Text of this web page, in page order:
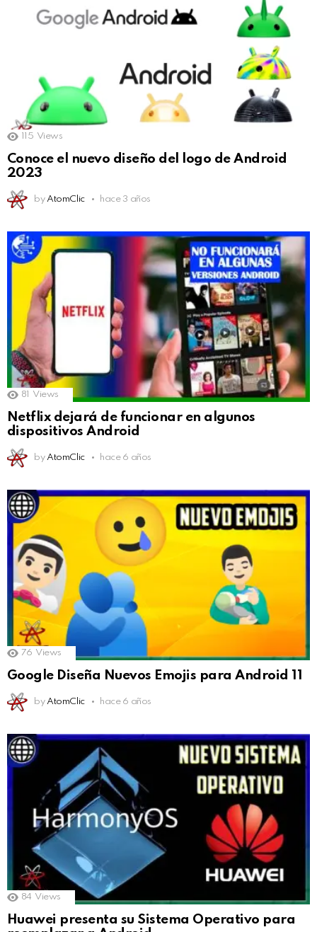
115 Views
Conoce el nuevo diseño del logo de Android
2023
by AtomClic hace 3 años
81 Views
Netflix dejará de funcionar en algunos
dispositivos Android
by AtomClic hace 6 años
76 Views
Google Diseña Nuevos Emojis para Android 11
by AtomClic hace 6 años
84 Views
Huawei presenta su Sistema Operativo para